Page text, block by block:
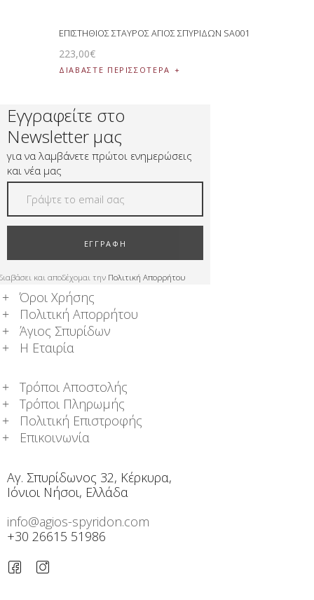
ΕΠΙΣΤΗΘΙΟΣ ΣΤΑΥΡΟΣ ΑΓΙΟΣ ΣΠΥΡΙΔΩΝ SA001
223,00€
ΔΙΑΒΆΣΤΕ ΠΕΡΙΣΣΌΤΕΡΑ
Εγγραφείτε στο
Newsletter μας
για να λαμβάνετε πρώτοι ενημερώσεις
και νέα μας
ΕΓΓΡΑΦΗ
και αποδέχομαι την Πολιτική Απορρήτου
Όροι Χρήσης
Πολιτική Απορρήτου
Άγιος Σπυρίδων
Η Εταιρία
Τρόποι Αποστολής
Τρόποι Πληρωμής
Πολιτική Επιστροφής
Επικοινωνία
Αγ. Σπυρίδωνος 32, Κέρκυρα,
Ιόνιοι Νήσοι, Ελλάδα
info@agios-spyridon.com
+30 26615 51986